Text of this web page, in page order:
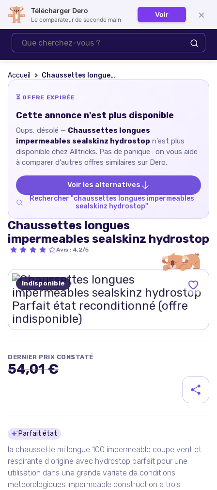
Se connecter
Accueil Chaussettes longues impermeables sealskinz hydrostop
⏳ OFFRE EXPIRÉE
Cette annonce n'est plus disponible
Oups, désolé — Chaussettes longues
impermeables sealskinz hydrostop n'est plus
disponible chez Alltricks. Pas de panique : on vous aide
à comparer d'autres offres similaires sur Dero.
Voir les alternatives
Rechercher "chaussettes longues impermeables
sealskinz hydrostop"
Chaussettes longues
impermeables sealskinz hydrostop
Avis : 4,2/5
Indisponible
DERNIER PRIX CONSTATÉ
54,01 €
Détails du produit
Parfait état
la chaussette mi longue 100 impermeable coupe vent et
respirante d origine avec hydrostop parfait pour une
utilisation dans une grande variete de conditions
meteorologiques impermeable construction a trois
Télécharger Dero
Le comparateur de seconde main
Voir ×